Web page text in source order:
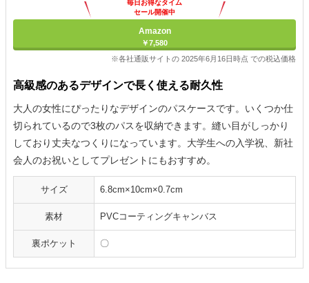
毎日お得なタイム
セール開催中
Amazon
￥7,580
※各社通販サイトの 2025年6月16日時点 での税込価格
高級感のあるデザインで長く使える耐久性
大人の女性にぴったりなデザインのパスケースです。いくつか仕
切られているので3枚のパスを収納できます。縫い目がしっかり
しており丈夫なつくりになっています。大学生への入学祝、新社
会人のお祝いとしてプレゼントにもおすすめ。
サイズ 6.8cm×10cm×0.7cm
素材 PVCコーティングキャンバス
裏ポケット 〇